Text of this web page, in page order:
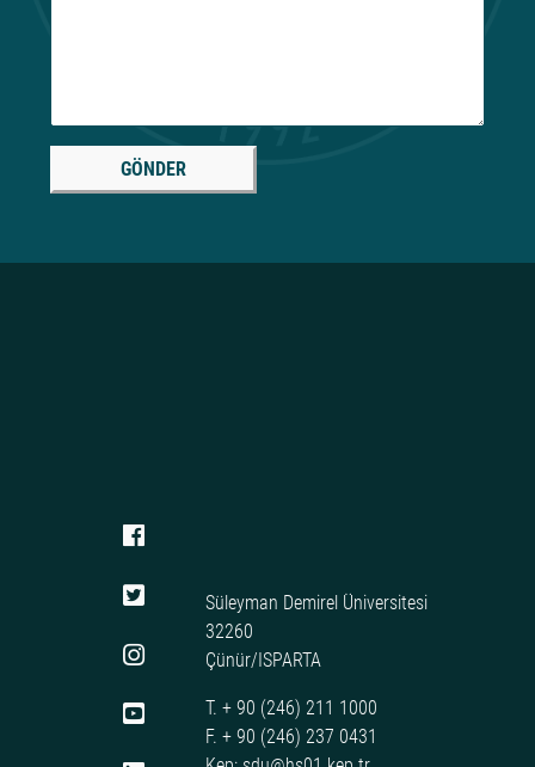
GÖNDER
Süleyman Demirel Üniversitesi
32260
Çünür/ISPARTA
T. + 90 (246) 211 1000
F. + 90 (246) 237 0431